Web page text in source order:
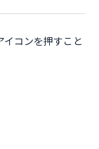
コンを押すこと